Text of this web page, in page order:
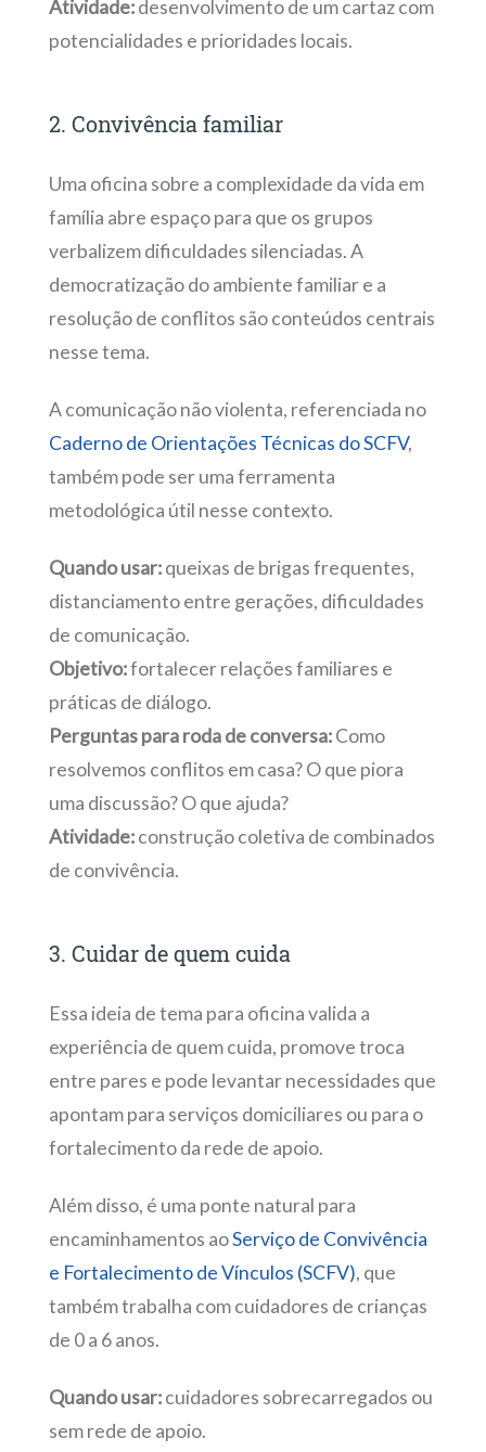
Atividade:desenvolvimento de um cartaz com
potencialidades e prioridades locais.
2. Convivência familiar
Uma oficina sobre a complexidade da vida em
família abre espaço para que os grupos
verbalizem dificuldades silenciadas. A
democratização do ambiente familiar e a
resolução de conflitos são conteúdos centrais
nesse tema.
A comunicação não violenta, referenciada no
Caderno de Orientações Técnicas do SCFV,
também pode ser uma ferramenta
metodológica útil nesse contexto.
Quando usar:queixas de brigas frequentes,
distanciamento entre gerações, dificuldades
de comunicação.
Objetivo:fortalecer relações familiares e
práticas de diálogo.
Perguntas para roda de conversa:Como
resolvemos conflitos em casa? O que piora
uma discussão? O que ajuda?
Atividade:construção coletiva de combinados
de convivência.
3. Cuidar de quem cuida
Essa ideia de tema para oficina valida a
experiência de quem cuida, promove troca
entre pares e pode levantar necessidades que
apontam para serviços domiciliares ou para o
fortalecimento da rede de apoio.
Além disso, é uma ponte natural para
encaminhamentos aoServiço de Convivência
e Fortalecimento de Vínculos (SCFV), que
também trabalha com cuidadores de crianças
de 0 a 6 anos.
Quando usar:cuidadores sobrecarregados ou
sem rede de apoio.